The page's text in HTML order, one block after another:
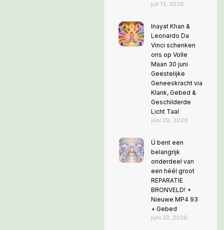
juli 13, 2026
Inayat Khan &
Leonardo Da
Vinci schenken
ons op Volle
Maan 30 juni
Geestelijke
Geneeskracht via
Klank, Gebed &
Geschilderde
Licht Taal
juni 29, 2026
Ú bent een
belangrijk
onderdeel van
een héél groot
REPARATIE
BRONVELD! +
Nieuwe MP4 93
+ Gebed
juni 22, 2026